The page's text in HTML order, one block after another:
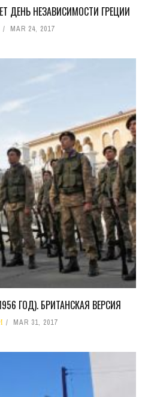
ДЕНЬ НЕЗАВИСИМОСТИ ГРЕЦИИ
MAR 24, 2017
ГОД). БРИТАНСКАЯ ВЕРСИЯ
MAR 31, 2017